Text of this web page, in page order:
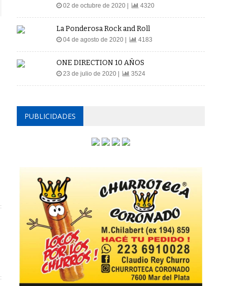
02 de octubre de 2020 | 4320
La Ponderosa Rock and Roll
04 de agosto de 2020 | 4183
ONE DIRECTION 10 AÑOS
23 de julio de 2020 | 3524
PUBLICIDADES